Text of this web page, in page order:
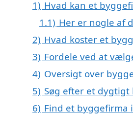
1) Hvad kan et
1.1) Her er nogle af
2) Hvad koster et
3) Fordele ved at
4) Oversigt over
5) Søg efter et
6) Find et byggefirma